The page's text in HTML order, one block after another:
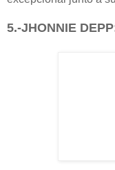
5.-JHONNIE